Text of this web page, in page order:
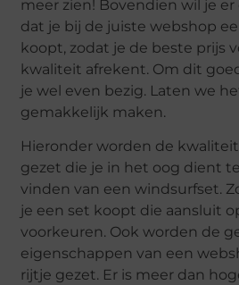
meer zien! Bovendien wil je er
dat je bij de juiste webshop
koopt, zodat je de beste prijs
kwaliteit afrekent. Om dit
je wel even bezig. Laten we
gemakkelijk maken.
Hieronder worden de
gezet die je in het oog dient
vinden van een windsurfset.
je een set koopt die aansluit
voorkeuren. Ook worden de
eigenschappen van een
rijtje gezet. Er is meer dan